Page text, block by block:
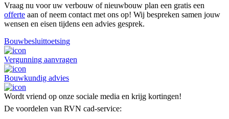
Vraag nu voor uw verbouw of nieuwbouw plan een gratis een
offerte aan of neem contact met ons op! Wij bespreken samen jouw
wensen en eisen tijdens een advies gesprek.
Bouwbesluittoetsing
Vergunning aanvragen
Bouwkundig advies
Wordt vriend op onze sociale media en krijg kortingen!
De voordelen van RVN cad-service: